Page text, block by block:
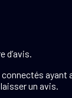
d’avis.
connectés ayant
un avis.